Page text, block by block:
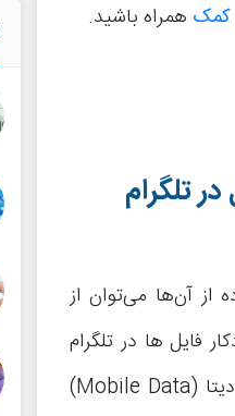
کمک همراه باشید.
تلگرام
از آن‌ها می‌توان از
فایل ها در تلگرام
می‌تواند به ویژه در شرایطی که از اینترنت سیم کارت یا همان موبایل دیتا (Mobile Data)